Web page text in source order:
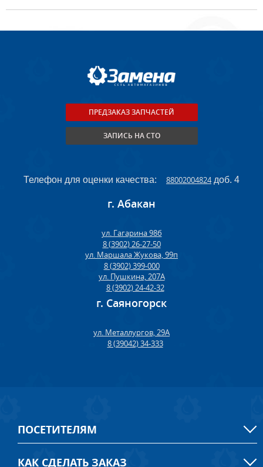
ПРЕДЗАКАЗ ЗАПЧАСТЕЙ
ЗАПИСЬ НА СТО
Телефон для оценки качества: 88002004824доб. 4
г. Абакан
ул. Гагарина 98б
8 (3902) 26-27-50
ул. Маршала Жукова, 99п
8 (3902) 399-000
ул. Пушкина, 207А
8 (3902) 24-42-32
г. Саяногорск
ул. Металлургов, 29А
8 (39042) 34-333
ПОСЕТИТЕЛЯМ
КАК СДЕЛАТЬ ЗАКАЗ